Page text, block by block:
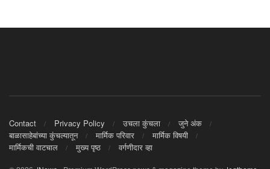
Contact Privacy Policy उचला कुंचला
जुने अंक
बाळासाहेबांच्या कुंचल्यातून
मार्मिक परिवार
मार्मिक विषयी
मार्मिकची वाटचाल
मुख्य पृष्ठ वर्गणीदार व्हा